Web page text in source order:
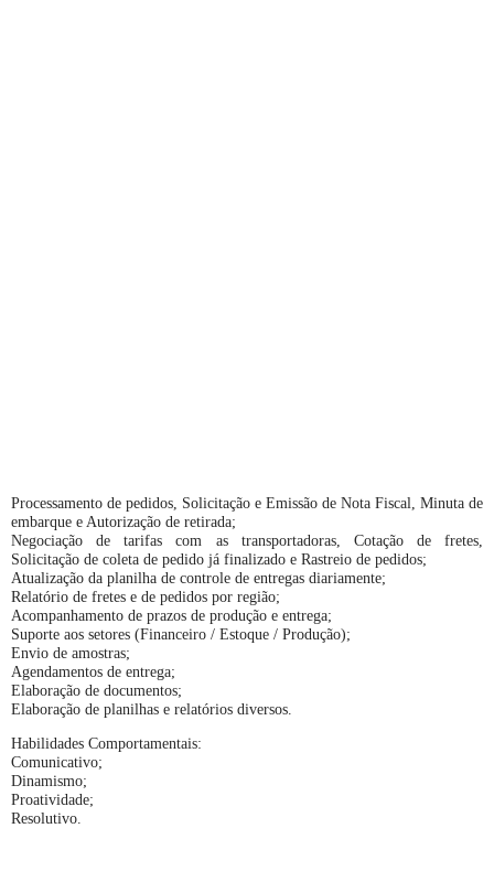
Processamento de pedidos, Solicitação e Emissão de Nota Fiscal, Minuta de
embarque e Autorização de retirada;
Negociação de tarifas com as transportadoras, Cotação de fretes,
Solicitação de coleta de pedido já finalizado e Rastreio de pedidos;
Atualização da planilha de controle de entregas diariamente;
Relatório de fretes e de pedidos por região;
Acompanhamento de prazos de produção e entrega;
Suporte aos setores (Financeiro / Estoque / Produção);
Envio de amostras;
Agendamentos de entrega;
Elaboração de documentos;
Elaboração de planilhas e relatórios diversos.
Habilidades Comportamentais:
Comunicativo;
Dinamismo;
Proatividade;
Resolutivo.